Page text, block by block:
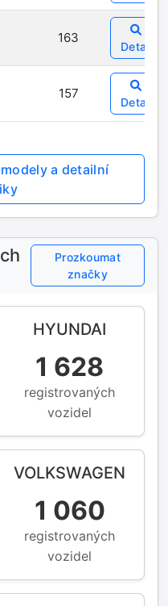
163
Detail
157
Detail
a detailní
Prozkoumat
značky
HYUNDAI
1 628
registrovaných
vozidel
VOLKSWAGEN
1 060
registrovaných
vozidel